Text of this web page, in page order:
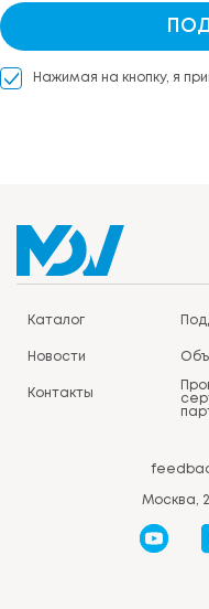
Нажимая на кнопку, я
Каталог
Новости
Контакты
Москва,